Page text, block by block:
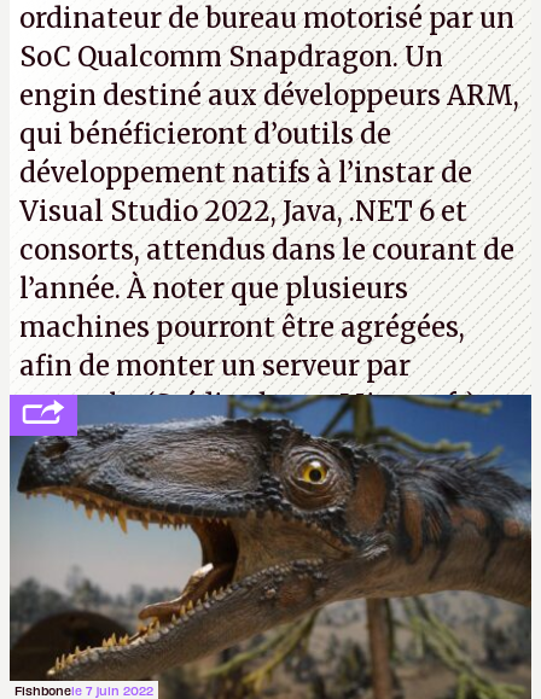
ordinateur de bureau motorisé par un
SoC Qualcomm Snapdragon. Un
engin destiné aux développeurs ARM,
qui bénéficieront d’outils de
développement natifs à l’instar de
Visual Studio 2022, Java, .NET 6 et
consorts, attendus dans le courant de
l’année. À noter que plusieurs
machines pourront être agrégées,
afin de monter un serveur par
exemple. (Crédit photo : Microsoft)
Fishbonele 7 juin 2022